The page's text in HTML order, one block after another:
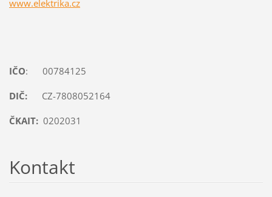
www.elektrika.cz
IČO: 00784125
DIČ: CZ-7808052164
ČKAIT: 0202031
Kontakt